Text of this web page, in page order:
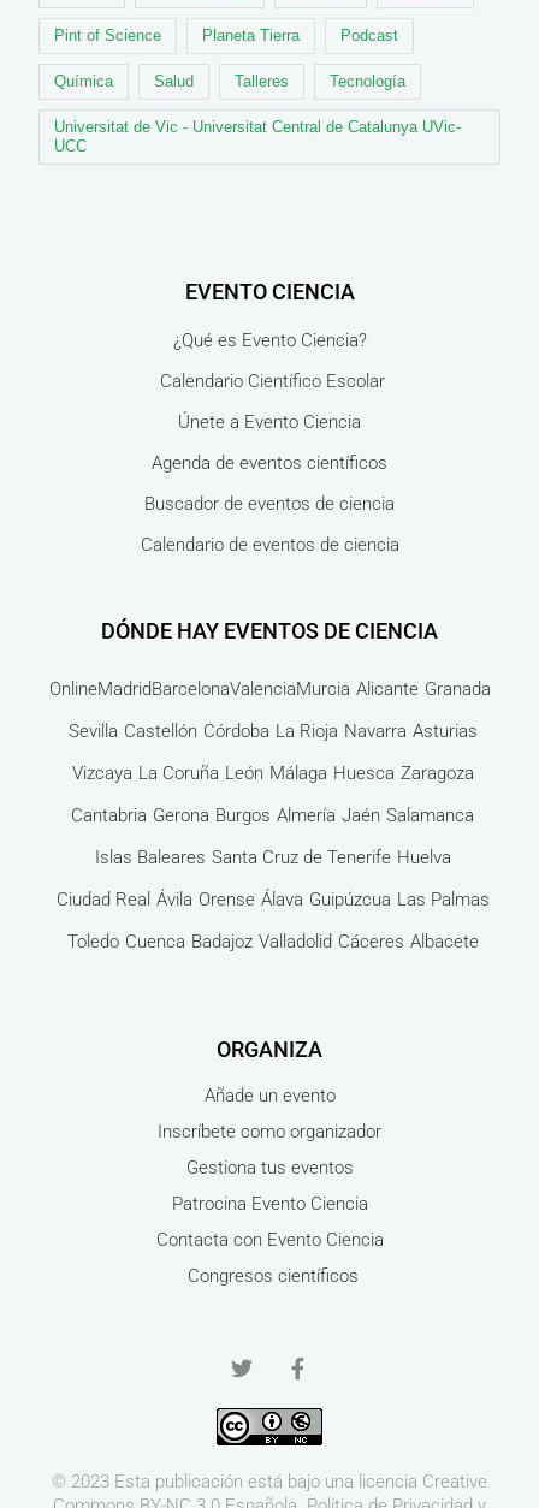
Pint of Science Planeta Tierra Podcast
Química Salud Talleres Tecnología
Universitat de Vic - Universitat Central de Catalunya UVic-
UCC
EVENTO CIENCIA
¿Qué es Evento Ciencia?
Calendario Científico Escolar
Únete a Evento Ciencia
Agenda de eventos científicos
Buscador de eventos de ciencia
Calendario de eventos de ciencia
DÓNDE HAY EVENTOS DE CIENCIA
OnlineMadridBarcelonaValenciaMurcia Alicante Granada
Sevilla Castellón Córdoba La Rioja Navarra Asturias
Vizcaya La Coruña León Málaga Huesca Zaragoza
Cantabria Gerona Burgos Almería Jaén Salamanca
Islas Baleares Santa Cruz de Tenerife Huelva
Ciudad Real Ávila Orense Álava Guipúzcua Las Palmas
Toledo Cuenca Badajoz Valladolid Cáceres Albacete
ORGANIZA
Añade un evento
Inscríbete como organizador
Gestiona tus eventos
Patrocina Evento Ciencia
Contacta con Evento Ciencia
Congresos científicos
© 2023 Esta publicación está bajo una licencia Creative